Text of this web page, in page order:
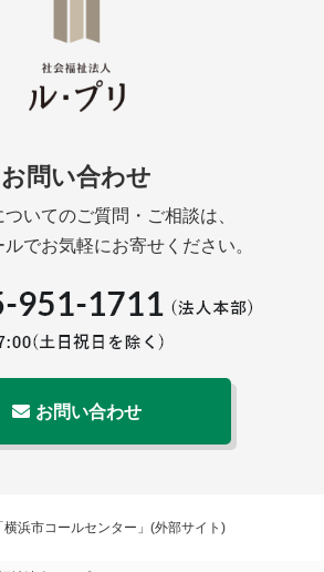
お問い合わせ
いてのご質問・ご相談は、
でお気軽にお寄せください。
お問い合わせ
横浜市コールセンター」(外部サイト)